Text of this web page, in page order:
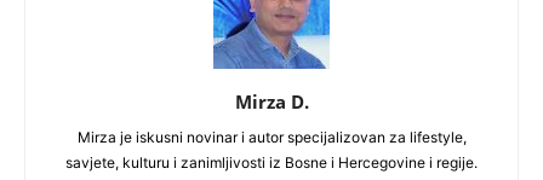
Mirza D.
Mirza je iskusni novinar i autor specijalizovan za lifestyle,
savjete, kulturu i zanimljivosti iz Bosne i Hercegovine i regije.